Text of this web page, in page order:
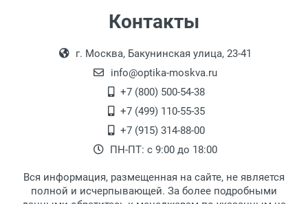
Самовывоз.
Оплата товара производится
наличными непосредственно на пункте
выдачи товара.
Перечисление средств на расчетный счет.
18:00, по субботам с 11:00 до 15:00, в
офисе по адресу: г. Москва,
Переведеновский переулок 17, корпус 1,
второй этаж, тел. +7 (499) 110-55-35.
После того, как заказ поступает в пункт
выдачи, наш менеджер связывается с
клиентом и оповещает о поступлении
Для получения товара при себе
Контакты
г. Москва, Бакунинская улица, 23-41
info@optika-moskva.ru
+7 (800) 500-54-38
+7 (499) 110-55-35
+7 (915) 314-88-00
ПН-ПТ: с 9:00 до 18:00
Вся информация, размещенная на сайте, не является
полной и исчерпывающей. За более подробными